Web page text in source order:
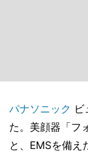
パナソニック
た。美顔器「フ
と、EMSを備え